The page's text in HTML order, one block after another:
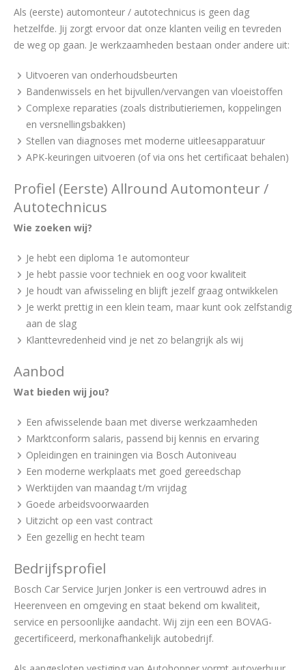
Als (eerste) automonteur / autotechnicus is geen dag
hetzelfde. Jij zorgt ervoor dat onze klanten veilig en tevreden
de weg op gaan. Je werkzaamheden bestaan onder andere uit:
Uitvoeren van onderhoudsbeurten
Bandenwissels en het bijvullen/vervangen van vloeistoffen
Complexe reparaties (zoals distributieriemen, koppelingen
en versnellingsbakken)
Stellen van diagnoses met moderne uitleesapparatuur
APK-keuringen uitvoeren (of via ons het certificaat behalen)
Profiel (Eerste) Allround Automonteur /
Autotechnicus
Wie zoeken wij?
Je hebt een diploma 1e automonteur
Je hebt passie voor techniek en oog voor kwaliteit
Je houdt van afwisseling en blijft jezelf graag ontwikkelen
Je werkt prettig in een klein team, maar kunt ook zelfstandig
aan de slag
Klanttevredenheid vind je net zo belangrijk als wij
Aanbod
Wat bieden wij jou?
Een afwisselende baan met diverse werkzaamheden
Marktconform salaris, passend bij kennis en ervaring
Opleidingen en trainingen via Bosch Autoniveau
Een moderne werkplaats met goed gereedschap
Werktijden van maandag t/m vrijdag
Goede arbeidsvoorwaarden
Uitzicht op een vast contract
Een gezellig en hecht team
Bedrijfsprofiel
Bosch Car Service Jurjen Jonker is een vertrouwd adres in
Heerenveen en omgeving en staat bekend om kwaliteit,
service en persoonlijke aandacht. Wij zijn een een BOVAG-
gecertificeerd, merkonafhankelijk autobedrijf.